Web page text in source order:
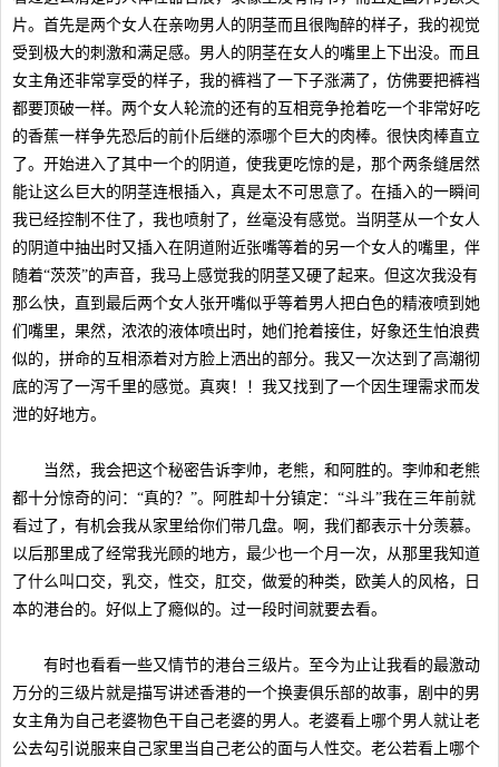
片。首先是两个女人在亲吻男人的阴茎而且很陶醉的样子，我的视觉
受到极大的刺激和满足感。男人的阴茎在女人的嘴里上下出没。而且
女主角还非常享受的样子，我的裤裆了一下子涨满了，仿佛要把裤裆
都要顶破一样。两个女人轮流的还有的互相竞争抢着吃一个非常好吃
的香蕉一样争先恐后的前仆后继的添哪个巨大的肉棒。很快肉棒直立
了。开始进入了其中一个的阴道，使我更吃惊的是，那个两条缝居然
能让这么巨大的阴茎连根插入，真是太不可思意了。在插入的一瞬间
我已经控制不住了，我也喷射了，丝毫没有感觉。当阴茎从一个女人
的阴道中抽出时又插入在阴道附近张嘴等着的另一个女人的嘴里，伴
随着“茨茨”的声音，我马上感觉我的阴茎又硬了起来。但这次我没有
那么快，直到最后两个女人张开嘴似乎等着男人把白色的精液喷到她
们嘴里，果然，浓浓的液体喷出时，她们抢着接住，好象还生怕浪费
似的，拼命的互相添着对方脸上洒出的部分。我又一次达到了高潮彻
底的泻了一泻千里的感觉。真爽！！我又找到了一个因生理需求而发
泄的好地方。
当然，我会把这个秘密告诉李帅，老熊，和阿胜的。李帅和老熊
都十分惊奇的问：“真的？”。阿胜却十分镇定：“斗斗”我在三年前就
看过了，有机会我从家里给你们带几盘。啊，我们都表示十分羡慕。
以后那里成了经常我光顾的地方，最少也一个月一次，从那里我知道
了什么叫口交，乳交，性交，肛交，做爱的种类，欧美人的风格，日
本的港台的。好似上了瘾似的。过一段时间就要去看。
有时也看看一些又情节的港台三级片。至今为止让我看的最激动
万分的三级片就是描写讲述香港的一个换妻俱乐部的故事，剧中的男
女主角为自己老婆物色干自己老婆的男人。老婆看上哪个男人就让老
公去勾引说服来自己家里当自己老公的面与人性交。老公若看上哪个